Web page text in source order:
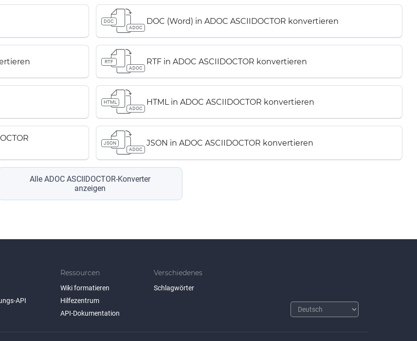
DOC
ADOC
DOC (Word) in ADOC ASCIIDOCTOR konvertieren
RTF
ADOC
RTF in ADOC ASCIIDOCTOR konvertieren
HTML
ADOC
HTML in ADOC ASCIIDOCTOR konvertieren
JSON
ADOC
JSON in ADOC ASCIIDOCTOR konvertieren
Alle ADOC ASCIIDOCTOR-Konverter
anzeigen
API
Ressourcen
Wiki formatieren
Hilfezentrum
API-Dokumentation
Verschiedenes
Schlagwörter